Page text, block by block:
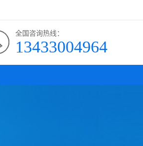
全国咨询热线：
13433004964